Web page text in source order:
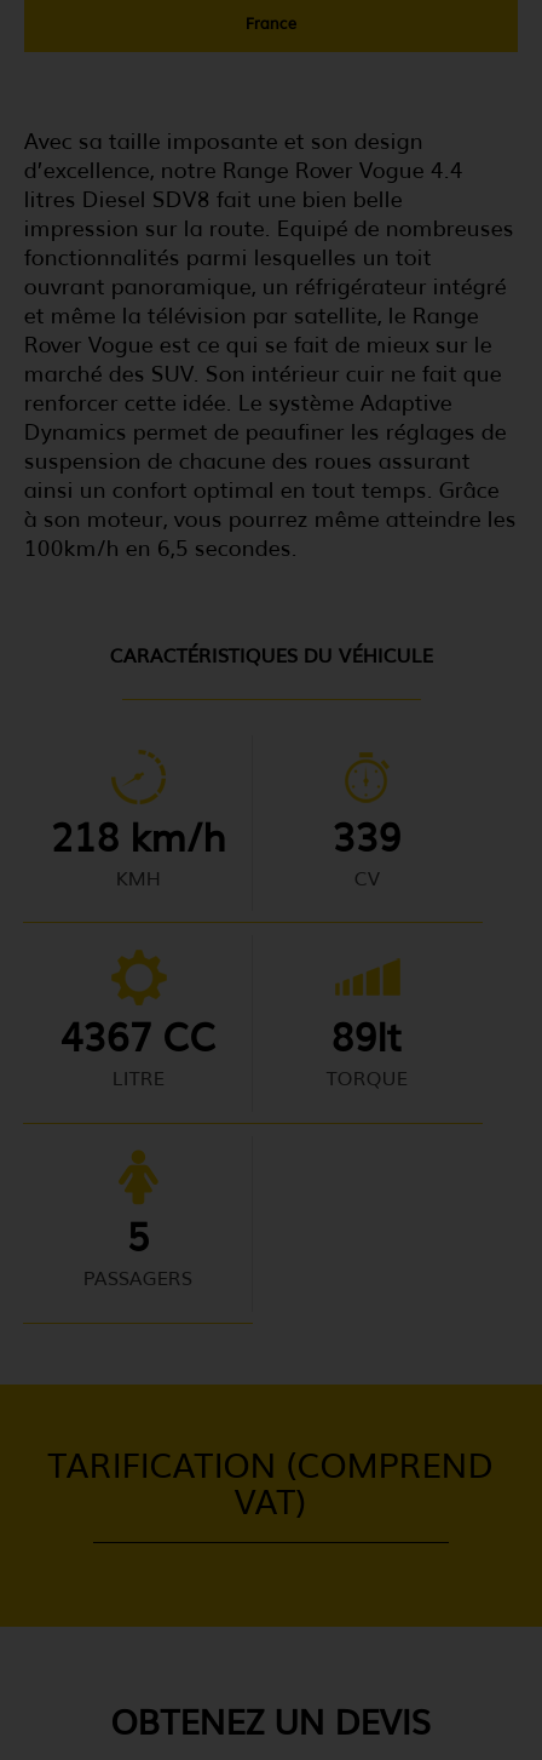
France
Avec sa taille imposante et son design
d’excellence, notre Range Rover Vogue 4.4
litres Diesel SDV8 fait une bien belle
impression sur la route. Equipé de nombreuses
fonctionnalités parmi lesquelles un toit
ouvrant panoramique, un réfrigérateur intégré
et même la télévision par satellite, le Range
Rover Vogue est ce qui se fait de mieux sur le
marché des SUV. Son intérieur cuir ne fait que
renforcer cette idée. Le système Adaptive
Dynamics permet de peaufiner les réglages de
suspension de chacune des roues assurant
ainsi un confort optimal en tout temps. Grâce
à son moteur, vous pourrez même atteindre les
100km/h en 6,5 secondes.
CARACTÉRISTIQUES DU VÉHICULE
218 km/h
KMH
339
CV
4367 CC
LITRE
89lt
TORQUE
5
PASSAGERS
TARIFICATION (COMPREND
VAT)
OBTENEZ UN DEVIS